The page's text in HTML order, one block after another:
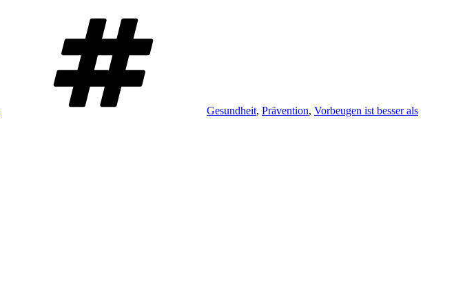
Gesundheit, Prävention, Vorbeugen ist besser als